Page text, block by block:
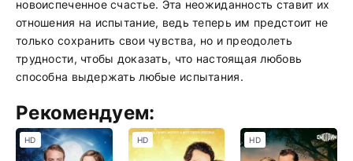
новоиспеченное счастье. Эта неожиданность ставит их
отношения на испытание, ведь теперь им предстоит не
только сохранить свои чувства, но и преодолеть
трудности, чтобы доказать, что настоящая любовь
способна выдержать любые испытания.
Рекомендуем:
HD HD HD